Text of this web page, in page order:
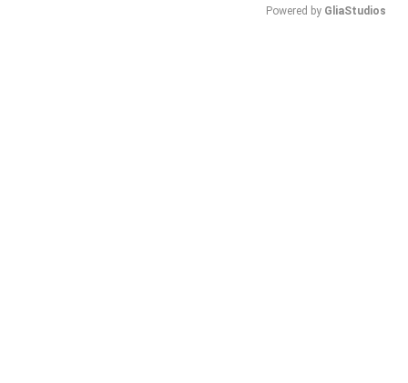
Powered by GliaStudios